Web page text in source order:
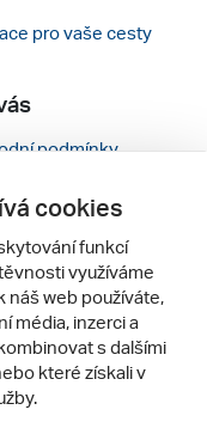
pro vaše cesty
podmínky
cookies
verze webu
cookies
funkcí
využíváme
náš web používáte,
média, inzerci a
s dalšími
které získali v